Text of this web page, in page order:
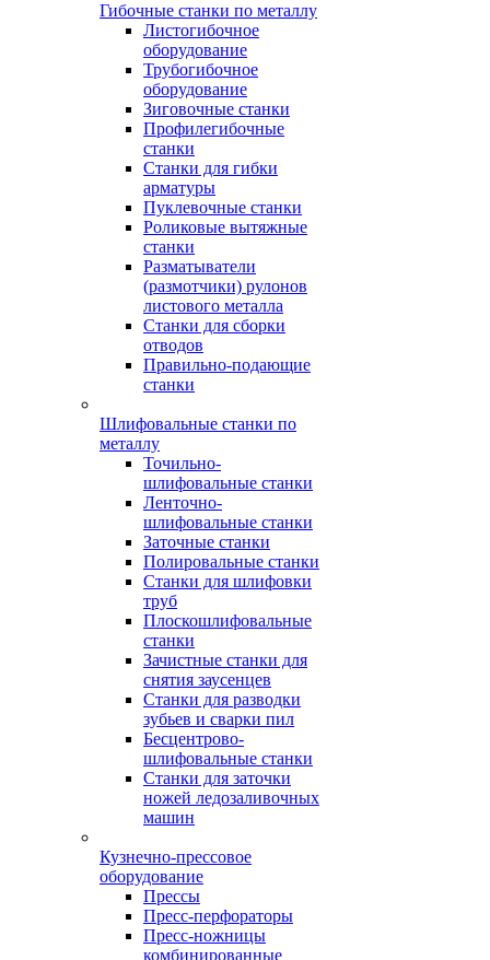
Гибочные станки по металлу
Листогибочное
оборудование
Трубогибочное
оборудование
Зиговочные станки
Профилегибочные
станки
Станки для гибки
арматуры
Пуклевочные станки
Роликовые вытяжные
станки
Разматыватели
(размотчики) рулонов
листового металла
Станки для сборки
отводов
Правильно-подающие
станки
Шлифовальные станки по
металлу
Точильно-
шлифовальные станки
Ленточно-
шлифовальные станки
Заточные станки
Полировальные станки
Станки для шлифовки
труб
Плоскошлифовальные
станки
Зачистные станки для
снятия заусенцев
Станки для разводки
зубьев и сварки пил
Бесцентрово-
шлифовальные станки
Станки для заточки
ножей ледозаливочных
машин
Кузнечно-прессовое
оборудование
Прессы
Пресс-перфораторы
Пресс-ножницы
комбинированные